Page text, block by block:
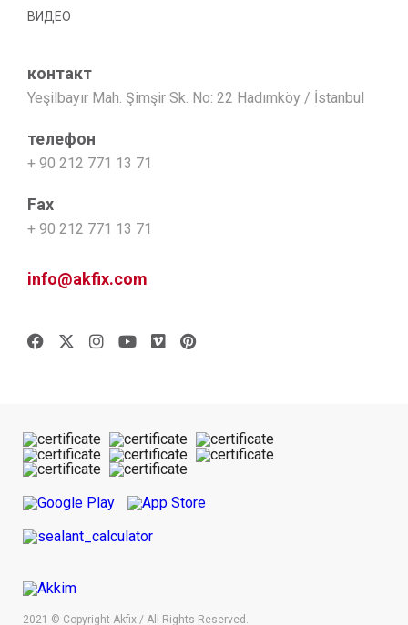
ВИДЕО
контакт
Yeşilbayır Mah. Şimşir Sk. No: 22 Hadımköy / İstanbul
телефон
+ 90 212 771 13 71
Fax
+ 90 212 771 13 71
info@akfix.com
2021 © Copyright Akfix / All Rights Reserved.